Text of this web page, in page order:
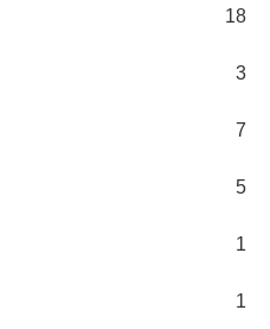
18
3
7
5
1
1